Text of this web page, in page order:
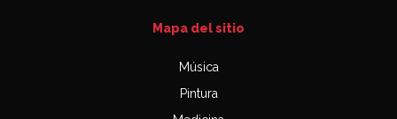
Mapa del sitio
Música
Pintura